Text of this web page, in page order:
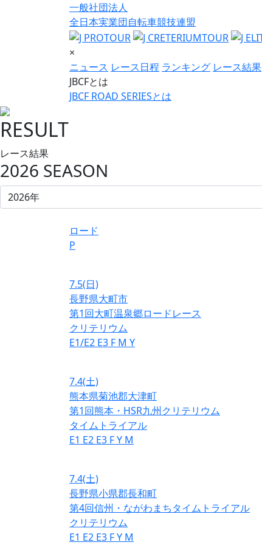
一般社団法人
全日本実業団自転車競技連盟
×
ニュース レース日程 ランキング レース結果
JBCFとは
JBCF ROAD SERIESとは
RESULT
レース結果
2026 SEASON
ロード
P
7.5(日)
長野県大町市
第1回大町温泉郷ロードレース
クリテリウム
E1/E2 E3 F M Y
7.4(土)
熊本県菊池郡大津町
第1回熊本・HSR九州クリテリウム
タイムトライアル
E1 E2 E3 FY M
7.4(土)
長野県小県郡長和町
第4回信州・ながわまちタイムトライアル
クリテリウム
E1 E2 E3 FY M